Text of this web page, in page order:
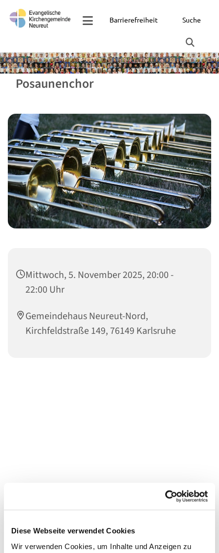
Diese Webseite verwendet Cookies
Wir verwenden Cookies, um Inhalte und Anzeigen zu
Barrierefreiheit Suche
Posaunenchor
Mittwoch, 5. November 2025, 20:00 -
22:00 Uhr
Gemeindehaus Neureut-Nord,
Kirchfeldstraße 149, 76149 Karlsruhe